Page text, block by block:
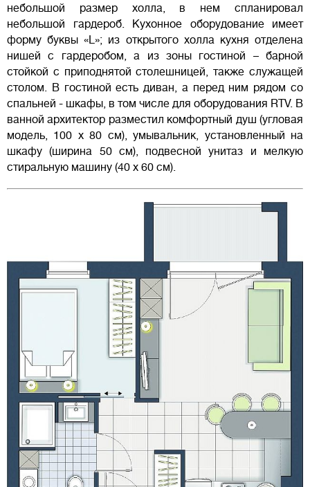
небольшой размер холла, в нем спланировал
небольшой гардероб. Кухонное оборудование имеет
форму буквы «L»; из открытого холла кухня отделена
нишей с гардеробом, а из зоны гостиной – барной
стойкой с приподнятой столешницей, также служащей
столом. В гостиной есть диван, а перед ним рядом со
спальней - шкафы, в том числе для оборудования RTV. В
ванной архитектор разместил комфортный душ (угловая
модель, 100 х 80 см), умывальник, установленный на
шкафу (ширина 50 см), подвесной унитаз и мелкую
стиральную машину (40 х 60 см).